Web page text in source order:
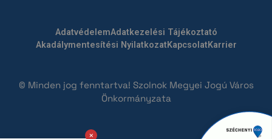
AdatvédelemAdatkezelési Tájékoztató
Akadálymentesítési NyilatkozatKapcsolatKarrier
© Minden jog fenntartva! Szolnok Megyei Jogú Város
Önkormányzata
×